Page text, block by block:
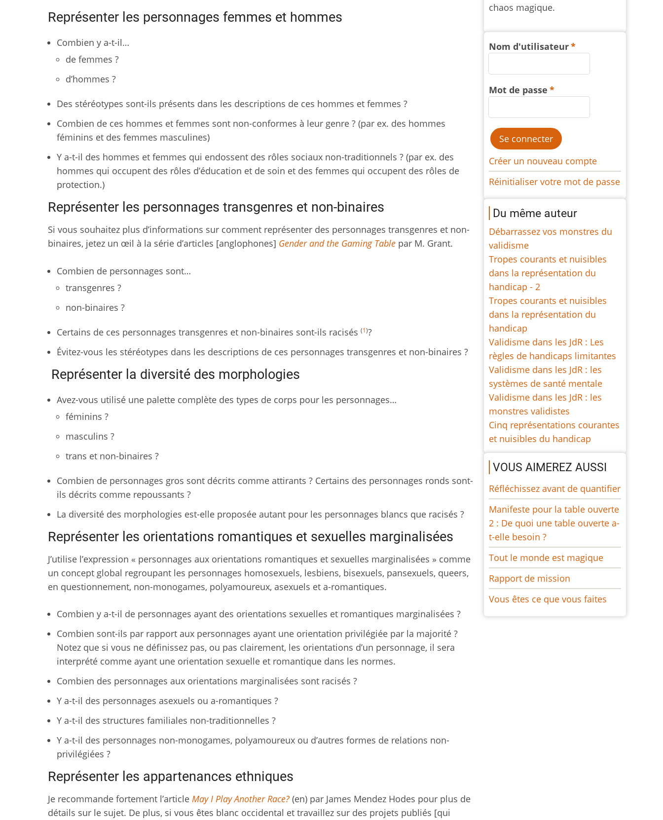
Représenter les personnages femmes et hommes
Combien y a-t-il…
de femmes ?
d’hommes ?
Des stéréotypes sont-ils présents dans les descriptions de ces hommes et femmes ?
Combien de ces hommes et femmes sont non-conformes à leur genre ? (par ex. des hommes
féminins et des femmes masculines)
Y a-t-il des hommes et femmes qui endossent des rôles sociaux non-traditionnels ? (par ex. des
hommes qui occupent des rôles d’éducation et de soin et des femmes qui occupent des rôles de
protection.)
Représenter les personnages transgenres et non-binaires
Si vous souhaitez plus d’informations sur comment représenter des personnages transgenres et non-
binaires, jetez un œil à la série d’articles [anglophones] Gender and the Gaming Table par M. Grant.
Combien de personnages sont…
transgenres ?
non-binaires ?
Certains de ces personnages transgenres et non-binaires sont-ils racisés (1)?
Évitez-vous les stéréotypes dans les descriptions de ces personnages transgenres et non-binaires ?
Représenter la diversité des morphologies
Avez-vous utilisé une palette complète des types de corps pour les personnages…
féminins ?
masculins ?
trans et non-binaires ?
Combien de personnages gros sont décrits comme attirants ? Certains des personnages ronds sont-
ils décrits comme repoussants ?
La diversité des morphologies est-elle proposée autant pour les personnages blancs que racisés ?
Représenter les orientations romantiques et sexuelles marginalisées
J’utilise l’expression « personnages aux orientations romantiques et sexuelles marginalisées » comme
un concept global regroupant les personnages homosexuels, lesbiens, bisexuels, pansexuels, queers,
en questionnement, non-monogames, polyamoureux, asexuels et a-romantiques.
Combien y a-t-il de personnages ayant des orientations sexuelles et romantiques marginalisées ?
Combien sont-ils par rapport aux personnages ayant une orientation privilégiée par la majorité ?
Notez que si vous ne définissez pas, ou pas clairement, les orientations d’un personnage, il sera
interprété comme ayant une orientation sexuelle et romantique dans les normes.
Combien des personnages aux orientations marginalisées sont racisés ?
Y a-t-il des personnages asexuels ou a-romantiques ?
Y a-t-il des structures familiales non-traditionnelles ?
Y a-t-il des personnages non-monogames, polyamoureux ou d’autres formes de relations non-
privilégiées ?
Représenter les appartenances ethniques
Je recommande fortement l’article May I Play Another Race? (en) par James Mendez Hodes pour plus de
détails sur le sujet. De plus, si vous êtes blanc occidental et travaillez sur des projets publiés [qui
chaos magique.
Nom d'utilisateur
Mot de passe
Créer un nouveau compte
Réinitialiser votre mot de passe
Du même auteur
Débarrassez vos monstres du
validisme
Tropes courants et nuisibles
dans la représentation du
handicap - 2
Tropes courants et nuisibles
dans la représentation du
handicap
Validisme dans les JdR : Les
règles de handicaps limitantes
Validisme dans les JdR : les
systèmes de santé mentale
Validisme dans les JdR : les
monstres validistes
Cinq représentations courantes
et nuisibles du handicap
VOUS AIMEREZ AUSSI
Réfléchissez avant de quantifier
Manifeste pour la table ouverte
2 : De quoi une table ouverte a-
t-elle besoin ?
Tout le monde est magique
Rapport de mission
Vous êtes ce que vous faites